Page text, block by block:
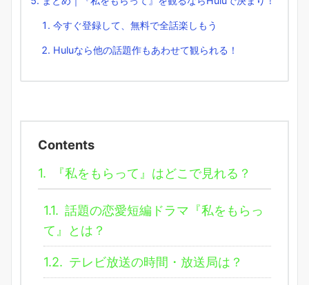
今すぐ登録して、無料で全話楽しもう
Huluなら他の話題作もあわせて観られる！
Contents
1.
『私をもらって』はどこで見れる？
1.1. 話題の恋愛短編ドラマ『私をもらっ
て』とは？
1.2. テレビ放送の時間・放送局は？